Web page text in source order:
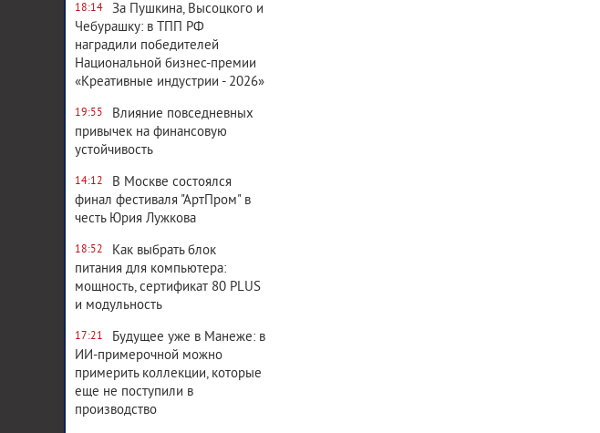
18:14
За Пушкина, Высоцкого и
Чебурашку: в ТПП РФ
наградили победителей
Национальной бизнес-премии
«Креативные индустрии - 2026»
19:55
Влияние повседневных
привычек на финансовую
устойчивость
14:12
В Москве состоялся
финал фестиваля "АртПром" в
честь Юрия Лужкова
18:52
Как выбрать блок
питания для компьютера:
мощность, сертификат 80 PLUS
и модульность
17:21
Будущее уже в Манеже: в
ИИ-примерочной можно
примерить коллекции, которые
еще не поступили в
производство